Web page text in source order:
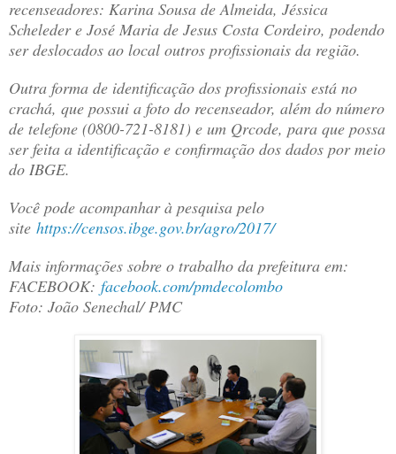
recenseadores: Karina Sousa de Almeida, Jéssica
Scheleder e José Maria de Jesus Costa Cordeiro, podendo
ser deslocados ao local outros profissionais da região.
Outra forma de identificação dos profissionais está no
crachá, que possui a foto do recenseador, além do número
de telefone (0800-721-8181) e um Qrcode, para que possa
ser feita a identificação e confirmação dos dados por meio
do IBGE.
Você pode acompanhar à pesquisa pelo
site https://censos.ibge.gov.br/agro/2017/
Mais informações sobre o trabalho da prefeitura em:
FACEBOOK: facebook.com/pmdecolombo
Foto: João Senechal/ PMC